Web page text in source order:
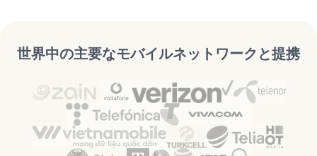
世界中の主要なモバイルネットワークと提携